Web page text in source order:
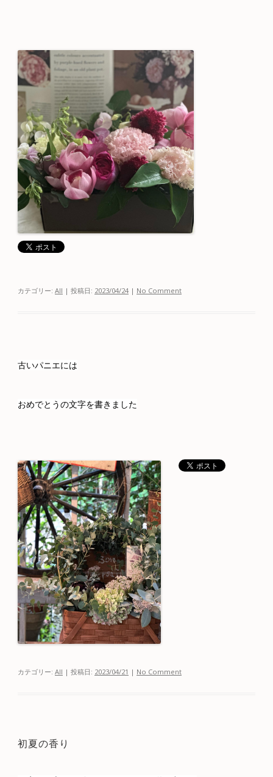
カテゴリー: All | 投稿日: 2023/04/24 | No Comment
古いパニエには
おめでとうの文字を書きました
カテゴリー: All | 投稿日: 2023/04/21 | No Comment
初夏の香り